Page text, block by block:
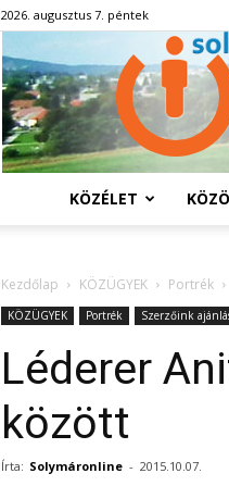
2026. augusztus 7. péntek
KÖZÉLET
Kezdőlap KÖZÜGYEK Portrék
KÖZÜGYEK Portrék Szerzőink
Léderer
között
Írta: Solymáronline - 2015.10.07.